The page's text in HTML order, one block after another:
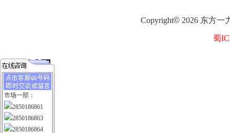
Copyright© 2026 东方一
蜀
市场一部：
2850186861
2850186863
2850186864